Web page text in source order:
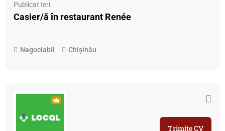
Publicat Ieri
Casier/ă în restaurant Renée
Negociabil Chișinău
Trimite CV